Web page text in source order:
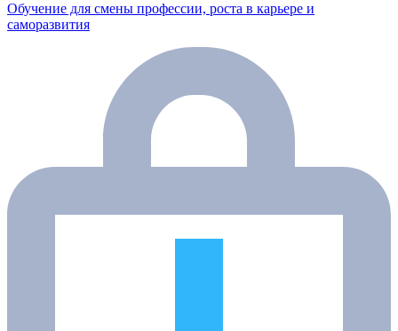
Обучение для смены профессии, роста в карьере и
саморазвития